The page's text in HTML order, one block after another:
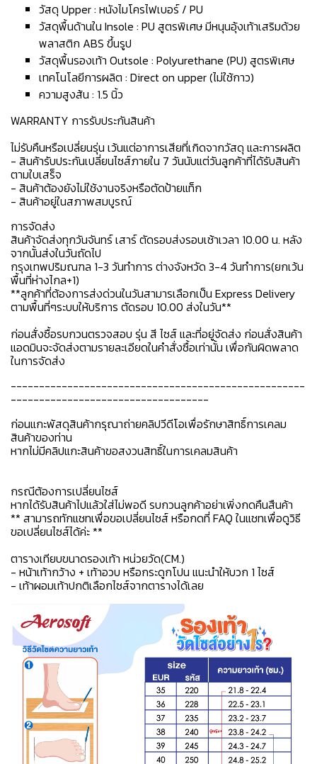
วัสดุ Upper : หนังไมโครไฟเบอร์ / PU
วัสดุพื้นด้านใน Insole : PU สูตรพิเศษ มีหนุนอุ้งเท้าเสริมด้วย
พลาสติก ABS ขึ้นรูป
วัสดุพื้นรองเท้า Outsole : Polyurethane (PU) สูตรพิเศษ
เทคโนโลยีการผลิต : Direct on upper (ไม่ใช้กาว)
ความสูงส้น : 1.5 นิ้ว
WARRANTY การรับประกันสินค้า
ไม่รับคืนหรือเปลี่ยนรุ่น เว้นแต่อาการเสียที่เกิดจากวัสดุ และการผลิต
- สินค้ารับประกันเปลี่ยนไซส์ภายใน 7 วันนับแต่วันลูกค้าที่ได้รับสินค้า
ตามใบเสร็จ
- สินค้าต้องยังไม่ใช้งานจริงหรือตัดป้ายแท็ก
- สินค้าอยู่ในสภาพสมบูรณ์
การจัดส่ง
สินค้าจัดส่งทุกวันจันทร์ เสาร์ ตัดรอบส่งรอบเช้าเวลา 10.00 น. หลัง
จากนั้นส่งในวันถัดไป
กรุงเทพปริมณฑล 1-3 วันทำการ ต่างจังหวัด 3-4 วันทำการ(ยกเว้น
พื้นที่ห่างไกล+1)
**ลูกค้าที่ต้องการส่งด่วนในวันสามารเลือกเป็น Express Delivery
ตามพื้นที่ๆระบบให้บริการ ตัดรอบ 10.00 ส่งในวัน**
ก่อนสั่งซื้อรบกวนตรวจสอบ รุ่น สี ไซส์ และที่อยู่จัดส่ง ก่อนสั่งสินค้า
แอดมินจะจัดส่งตามรายละเอียดในคำสั่งซื้อเท่านั้น เพื่อกันผิดพลาด
ในการจัดส่ง
----------------------------------------------------
-----------------------------------
ก่อนแกะพัสดุสินค้ากรุณาถ่ายคลิปวีดีโอเพื่อรักษาสิทธิ์การเคลม
สินค้าของท่าน
หากไม่มีคลิปแกะสินค้าขอสงวนสิทธิ์ในการเคลมสินค้า
กรณีต้องการเปลี่ยนไซส์
หากได้รับสินค้าไปแล้วใส่ไม่พอดี รบกวนลูกค้าอย่าเพิ่งกดคืนสืนค้า
** สามารถทักแชทเพื่อขอเปลี่ยนไซส์ หรือกดที่ FAQ ในแชทเพื่อดูวิธี
ขอเปลี่ยนไซส์ได้ค่ะ **
ตารางเทียบขนาดรองเท้า หน่วยวัด(CM.)
- หน้าเท้ากว้าง + เท้าอวบ หรือกระดูกโปน แนะนำให้บวก 1 ไซส์
- เท้าผอมเท้าปกติเลือกไซส์จากตารางได้เลย